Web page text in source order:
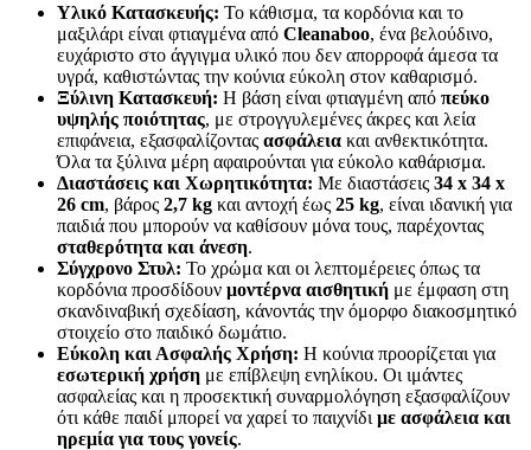
Υλικό Κατασκευής: Το κάθισμα, τα κορδόνια και το
μαξιλάρι είναι φτιαγμένα από Cleanaboo, ένα βελούδινο,
ευχάριστο στο άγγιγμα υλικό που δεν απορροφά άμεσα τα
υγρά, καθιστώντας την κούνια εύκολη στον καθαρισμό.
Ξύλινη Κατασκευή: Η βάση είναι φτιαγμένη από πεύκο
υψηλής ποιότητας, με στρογγυλεμένες άκρες και λεία
επιφάνεια, εξασφαλίζοντας ασφάλεια και ανθεκτικότητα.
Όλα τα ξύλινα μέρη αφαιρούνται για εύκολο καθάρισμα.
Διαστάσεις και Χωρητικότητα: Με διαστάσεις 34 x 34 x
26 cm, βάρος 2,7 kg και αντοχή έως 25 kg, είναι ιδανική για
παιδιά που μπορούν να καθίσουν μόνα τους, παρέχοντας
σταθερότητα και άνεση.
Σύγχρονο Στυλ: Το χρώμα και οι λεπτομέρειες όπως τα
κορδόνια προσδίδουν μοντέρνα αισθητική με έμφαση στη
σκανδιναβική σχεδίαση, κάνοντάς την όμορφο διακοσμητικό
στοιχείο στο παιδικό δωμάτιο.
Εύκολη και Ασφαλής Χρήση: Η κούνια προορίζεται για
εσωτερική χρήση με επίβλεψη ενηλίκου. Οι ιμάντες
ασφαλείας και η προσεκτική συναρμολόγηση εξασφαλίζουν
ότι κάθε παιδί μπορεί να χαρεί το παιχνίδι με ασφάλεια και
ηρεμία για τους γονείς.